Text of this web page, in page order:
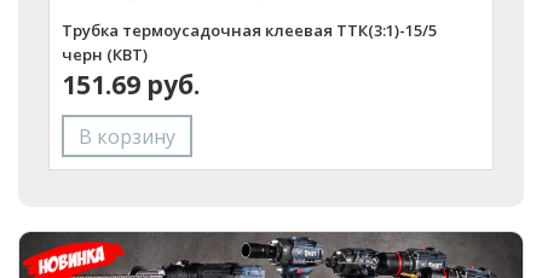
Трубка термоусадочная клеевая ТТК(3:1)-15/5
черн (КВТ)
151.69 руб.